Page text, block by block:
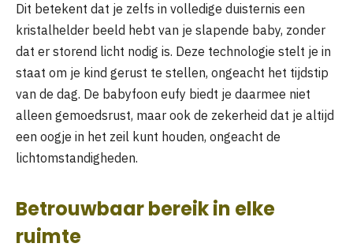
Dit betekent dat je zelfs in volledige duisternis een
kristalhelder beeld hebt van je slapende baby, zonder
dat er storend licht nodig is. Deze technologie stelt je in
staat om je kind gerust te stellen, ongeacht het tijdstip
van de dag. De babyfoon eufy biedt je daarmee niet
alleen gemoedsrust, maar ook de zekerheid dat je altijd
een oogje in het zeil kunt houden, ongeacht de
lichtomstandigheden.
Betrouwbaar bereik in elke
ruimte